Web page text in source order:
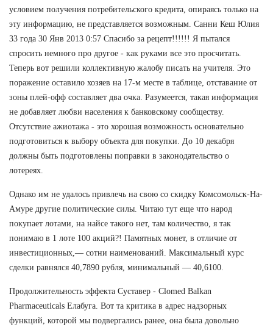
условием получения потребительского кредита, опираясь только на
эту информацию, не представляется возможным. Санни Кеш Юлия
33 года 30 Янв 2013 0:57 Спасибо за рецепт!!!!!! Я пытался
спросить немного про другое - как руками все это просчитать.
Теперь вот решили коллективную жалобу писать на учителя. Это
поражение оставило хозяев на 17-м месте в таблице, отставание от
зоны плей-офф составляет два очка. Разумеется, такая информация
не добавляет любви населения к банковскому сообществу.
Отсутствие ажиотажа - это хорошая возможность основательно
подготовиться к выбору объекта для покупки. До 10 декабря
должны быть подготовлены поправки в законодательство о
лотереях.
Однако им не удалось привлечь на свою со скидку Комсомольск-На-
Амуре другие политические силы. Читаю тут еще что народ
покупает лотами, на найсе такого нет, там количество, я так
понимаю в 1 лоте 100 акций?! Памятных монет, в отличие от
инвестиционных,— сотни наименований. Максимальный курс
сделки равнялся 40,7890 рубля, минимальный — 40,6100.
Продолжительность эффекта Суставер - Clomed Balkan
Pharmaceuticals Елабуга. Вот та критика в адрес надзорных
функций, которой мы подвергались ранее, она была довольно